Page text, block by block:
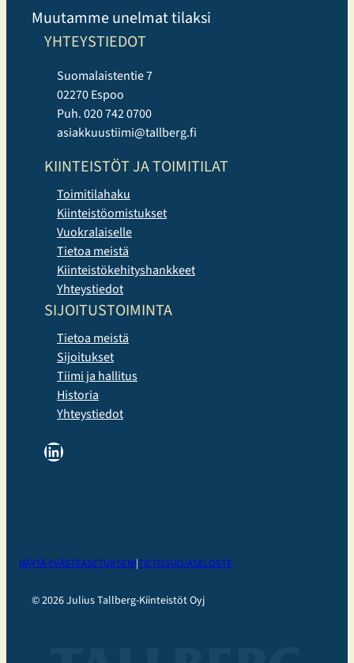
Muutamme unelmat tilaksi
YHTEYSTIEDOT
Suomalaistentie 7
02270 Espoo
Puh. 020 742 0700
asiakkuustiimi@tallberg.fi
KIINTEISTÖT JA TOIMITILAT
Toimitilahaku
Kiinteistöomistukset
Vuokralaiselle
Tietoa meistä
Kiinteistökehityshankkeet
Yhteystiedot
SIJOITUSTOIMINTA
Tietoa meistä
Sijoitukset
Tiimi ja hallitus
Historia
Yhteystiedot
LinkedIn
NÄYTÄ EVÄSTEASETUKSENI|TIETOSUOJASELOSTE
© 2026 Julius Tallberg-Kiinteistöt Oyj